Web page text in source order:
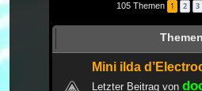
105 Themen 1 2 3
Themen
Mini ilda
Letzter Beitrag von